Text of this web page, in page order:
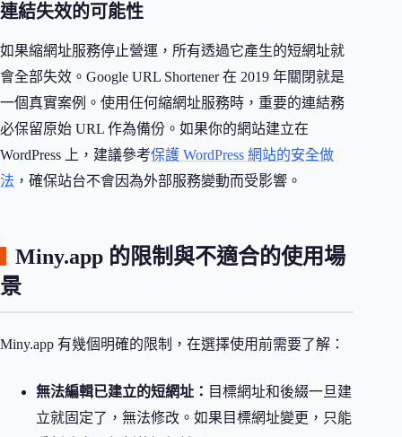
連結失效的可能性
如果縮網址服務停止營運，所有透過它產生的短網址就
會全部失效。Google URL Shortener 在 2019 年關閉就是
一個真實案例。使用任何縮網址服務時，重要的連結務
必保留原始 URL 作為備份。如果你的網站建立在
WordPress 上，建議參考保護 WordPress 網站的安全做
法 ，確保站台不會因為外部服務變動而受影響。
Miny.app 的限制與不適合的使用場
景
Miny.app 有幾個明確的限制，在選擇使用前需要了解：
無法編輯已建立的短網址： 目標網址和後綴一旦建
立就固定了，無法修改。如果目標網址變更，只能